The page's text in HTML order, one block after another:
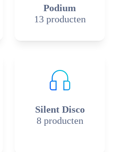
Podium
13 producten
Silent Disco
8 producten